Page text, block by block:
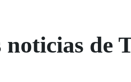
noticias de